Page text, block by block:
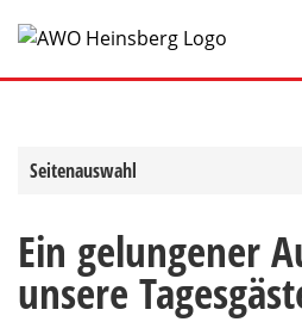
Inhalt
springen
Seitenauswahl
Ein gelungener
unsere